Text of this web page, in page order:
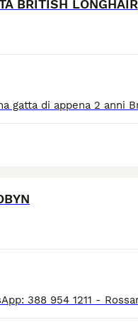
BRITISH LONGHAIR